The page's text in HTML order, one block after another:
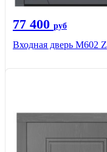
77 400 руб
Входная дверь М602 Z